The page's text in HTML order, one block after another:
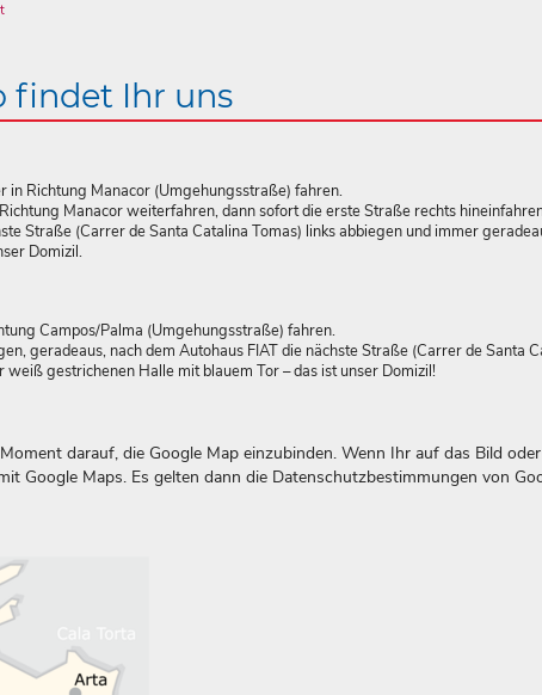
findet Ihr uns
Richtung Manacor (Umgehungsstraße) fahren.
Manacor weiterfahren, dann sofort die erste Straße rechts
Straße (Carrer de Santa Catalina Tomas) links abbiegen und immer
Domizil.
Campos/Palma (Umgehungsstraße) fahren.
geradeaus, nach dem Autohaus FIAT die nächste Straße (Carrer de Santa
gestrichenen Halle mit blauem Tor – das ist unser Domizil!
darauf, die Google Map einzubinden. Wenn Ihr auf das Bild
Google Maps. Es gelten dann die Datenschutzbestimmungen von